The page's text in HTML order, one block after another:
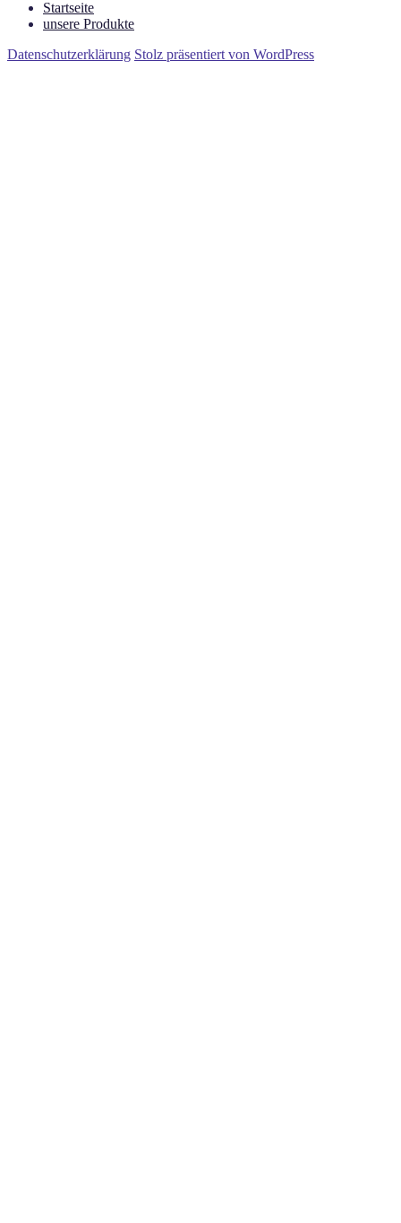
Startseite
unsere Produkte
Datenschutzerklärung Stolz präsentiert von WordPress